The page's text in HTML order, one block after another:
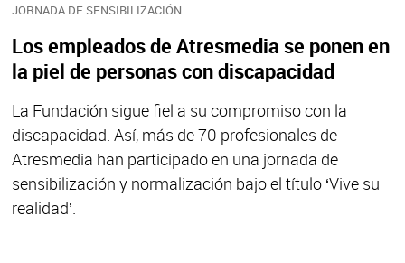
JORNADA DE SENSIBILIZACIÓN
Los empleados de Atresmedia se ponen en
la piel de personas con discapacidad
La Fundación sigue fiel a su compromiso con la
discapacidad. Así, más de 70 profesionales de
Atresmedia han participado en una jornada de
sensibilización y normalización bajo el título ‘Vive su
realidad’.